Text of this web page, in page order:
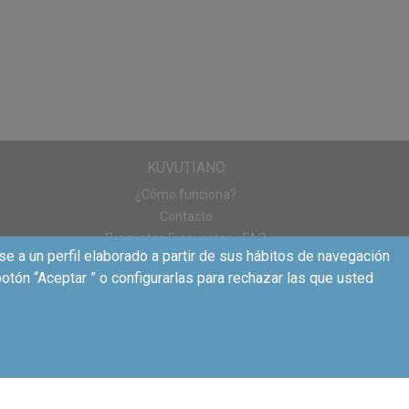
de
vuestra!
KUVUTIANO
¿Cómo funciona?
Contacto
Preguntas Frecuentes - FAQ
a un perfil elaborado a partir de sus hábitos de navegación
“Aceptar ” o configurarlas para rechazar las que usted